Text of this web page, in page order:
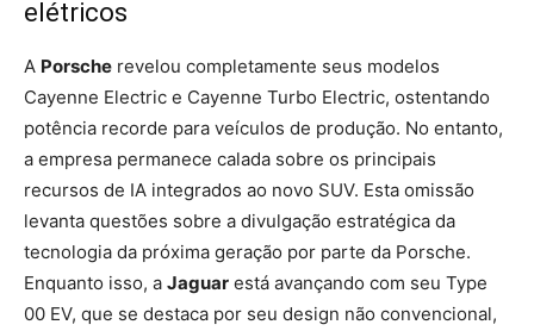
elétricos
A Porsche revelou completamente seus modelos
Cayenne Electric e Cayenne Turbo Electric, ostentando
potência recorde para veículos de produção. No entanto,
a empresa permanece calada sobre os principais
recursos de IA integrados ao novo SUV. Esta omissão
levanta questões sobre a divulgação estratégica da
tecnologia da próxima geração por parte da Porsche.
Enquanto isso, a Jaguar está avançando com seu Type
00 EV, que se destaca por seu design não convencional,